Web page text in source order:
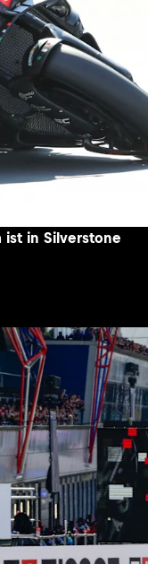
ist in Silverstone